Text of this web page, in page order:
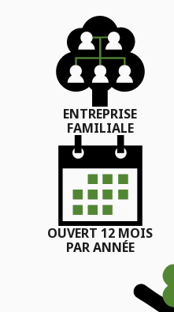
ENTREPRISE
FAMILIALE
OUVERT 12 MOIS
PAR ANNÉE